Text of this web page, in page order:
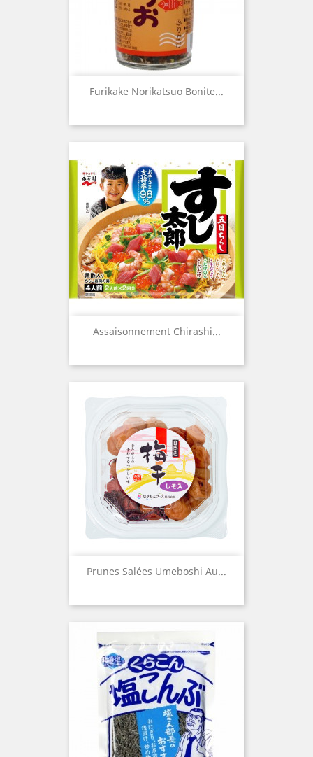
Furikake Norikatsuo Bonite...
Assaisonnement Chirashi...
Prunes Salées Umeboshi Au...